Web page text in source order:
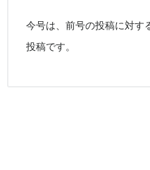
今号は、前号の投稿に対す
投稿です。